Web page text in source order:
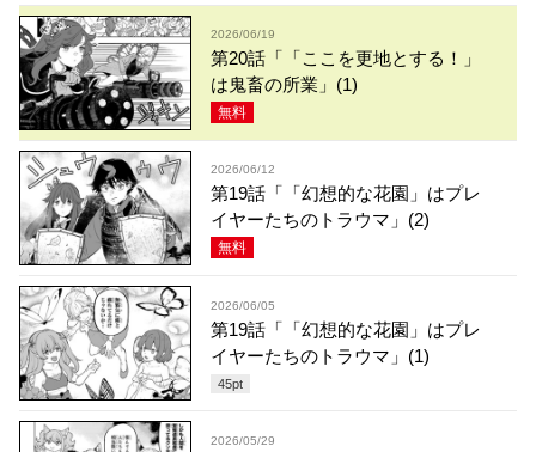
2026/06/19
第20話「「ここを更地とする！」
は鬼畜の所業」(1)
無料
2026/06/12
第19話「「幻想的な花園」はプレ
イヤーたちのトラウマ」(2)
無料
2026/06/05
第19話「「幻想的な花園」はプレ
イヤーたちのトラウマ」(1)
45pt
2026/05/29